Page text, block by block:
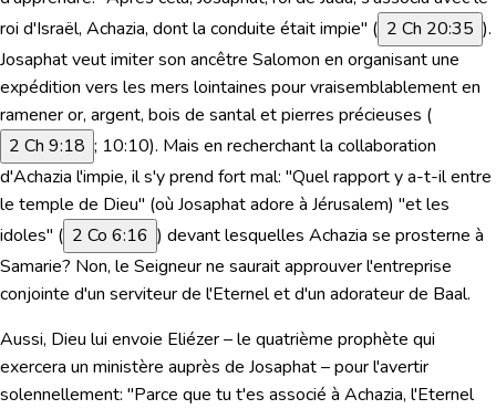
roi d'Israël, Achazia, dont la conduite était impie" ( 2 Ch 20:35 ).
Josaphat veut imiter son ancêtre Salomon en organisant une
expédition vers les mers lointaines pour vraisemblablement en
ramener or, argent, bois de santal et pierres précieuses (
2 Ch 9:18 ; 10:10). Mais en recherchant la collaboration
d'Achazia l'impie, il s'y prend fort mal: "Quel rapport y a-t-il entre
le temple de Dieu" (où Josaphat adore à Jérusalem) "et les
idoles" ( 2 Co 6:16 ) devant lesquelles Achazia se prosterne à
Samarie? Non, le Seigneur ne saurait approuver l'entreprise
conjointe d'un serviteur de l'Eternel et d'un adorateur de Baal.
Aussi, Dieu lui envoie Eliézer – le quatrième prophète qui
exercera un ministère auprès de Josaphat – pour l'avertir
solennellement: "Parce que tu t'es associé à Achazia, l'Eternel